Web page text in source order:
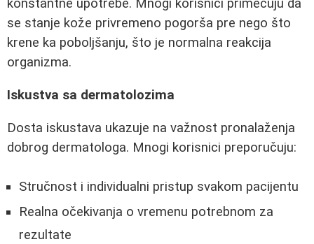
konstantne upotrebe. Mnogi korisnici primećuju da
se stanje kože privremeno pogorša pre nego što
krene ka poboljšanju, što je normalna reakcija
organizma.
Iskustva sa dermatolozima
Dosta iskustava ukazuje na važnost pronalaženja
dobrog dermatologa. Mnogi korisnici preporučuju:
Stručnost i individualni pristup svakom pacijentu
Realna očekivanja o vremenu potrebnom za
rezultate